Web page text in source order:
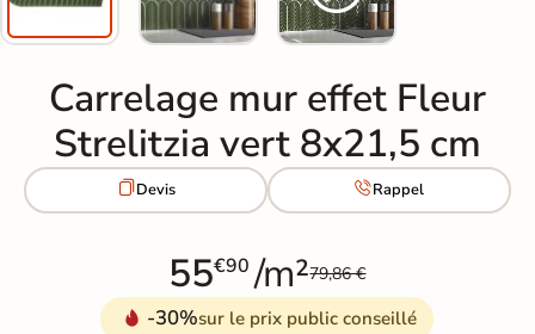
Carrelage mur effet Fleur
Strelitzia vert 8x21,5 cm
Devis Rappel
55€90 /m²79,86 €
-30%sur le prix public conseillé